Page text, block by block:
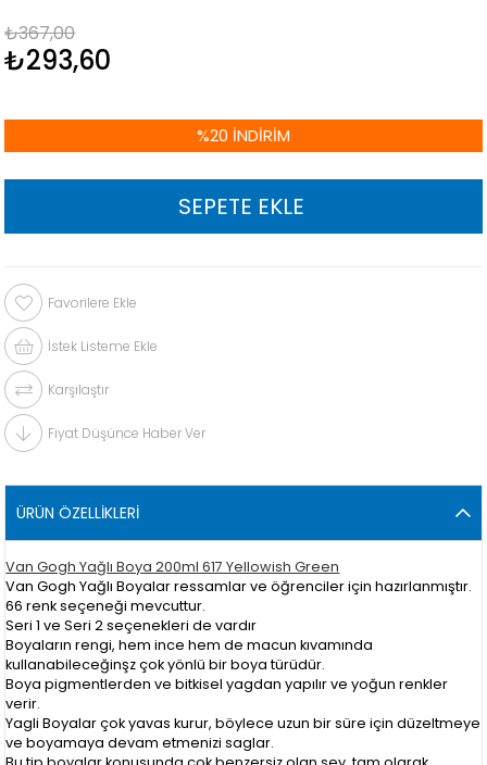
₺367,00
₺293,60
%20 İNDIRIM
Favorilere Ekle
İstek Listeme Ekle
Karşılaştır
Fiyat Düşünce Haber Ver
ÜRÜN ÖZELLIKLERI
Van Gogh Yağlı Boya 200ml 617 Yellowish Green
Van Gogh Yağlı Boyalar ressamlar ve öğrenciler için hazırlanmıştır.
66 renk seçeneği mevcuttur.
Seri 1 ve Seri 2 seçenekleri de vardır
Boyaların rengi, hem ince hem de macun kıvamında
kullanabileceğinşz çok yönlü bir boya türüdür.
Boya pigmentlerden ve bitkisel yagdan yapılır ve yoğun renkler
verir.
Yagli Boyalar çok yavas kurur, böylece uzun bir süre için düzeltmeye
ve boyamaya devam etmenizi saglar.